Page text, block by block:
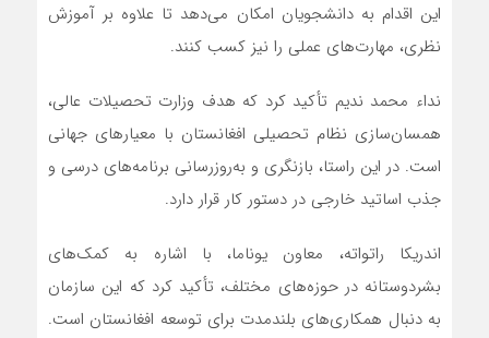
این اقدام به دانشجویان امکان می‌دهد تا علاوه بر آموزش
نظری، مهارت‌های عملی را نیز کسب کنند.
نداء محمد ندیم تأکید کرد که هدف وزارت تحصیلات عالی،
همسان‌سازی نظام تحصیلی افغانستان با معیارهای جهانی
است. در این راستا، بازنگری و به‌روزرسانی برنامه‌های درسی و
جذب اساتید خارجی در دستور کار قرار دارد.
اندریکا راتواته، معاون یوناما، با اشاره به کمک‌های
بشردوستانه در حوزه‌های مختلف، تأکید کرد که این سازمان
به دنبال همکاری‌های بلندمدت برای توسعه افغانستان است.